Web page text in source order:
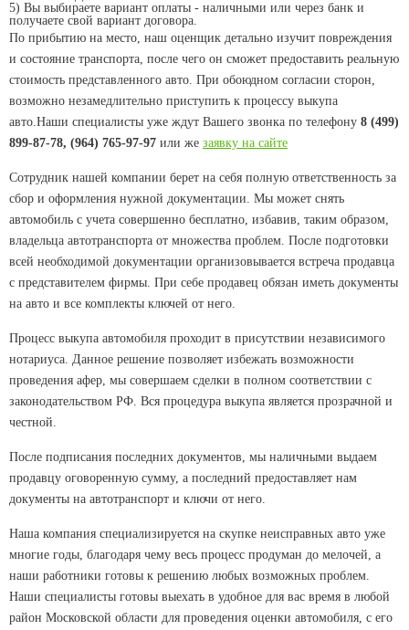
5) Вы выбираете вариант оплаты - наличными или через банк и
получаете свой вариант договора.
По прибытию на место, наш оценщик детально изучит повреждения
и состояние транспорта, после чего он сможет предоставить реальную
стоимость представленного авто. При обоюдном согласии сторон,
возможно незамедлительно приступить к процессу выкупа
авто.Наши специалисты уже ждут Вашего звонка по телефону 8 (499)
899-87-78, (964) 765-97-97 или же заявку на сайте
Сотрудник нашей компании берет на себя полную ответственность за
сбор и оформления нужной документации. Мы может снять
автомобиль с учета совершенно бесплатно, избавив, таким образом,
владельца автотранспорта от множества проблем. После подготовки
всей необходимой документации организовывается встреча продавца
с представителем фирмы. При себе продавец обязан иметь документы
на авто и все комплекты ключей от него.
Процесс выкупа автомобиля проходит в присутствии независимого
нотариуса. Данное решение позволяет избежать возможности
проведения афер, мы совершаем сделки в полном соответствии с
законодательством РФ. Вся процедура выкупа является прозрачной и
честной.
После подписания последних документов, мы наличными выдаем
продавцу оговоренную сумму, а последний предоставляет нам
документы на автотранспорт и ключи от него.
Наша компания специализируется на скупке неисправных авто уже
многие годы, благодаря чему весь процесс продуман до мелочей, а
наши работники готовы к решению любых возможных проблем.
Наши специалисты готовы выехать в удобное для вас время в любой
район Московской области для проведения оценки автомобиля, с его